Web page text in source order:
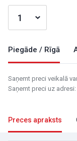
Piegāde / Rīgā
Saņemt preci veikalā
Saņemt preci uz adresi:
Preces apraksts